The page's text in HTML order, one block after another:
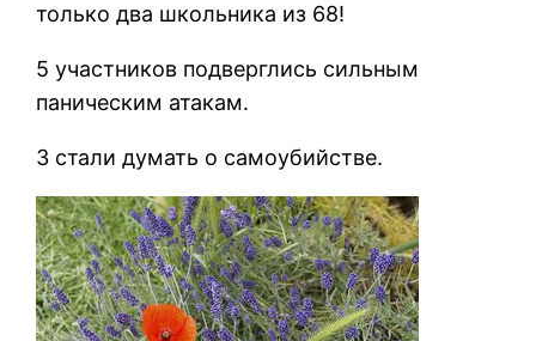
только два школьника из 68!
5 участников подверглись сильным
паническим атакам.
3 стали думать о самоубийстве.